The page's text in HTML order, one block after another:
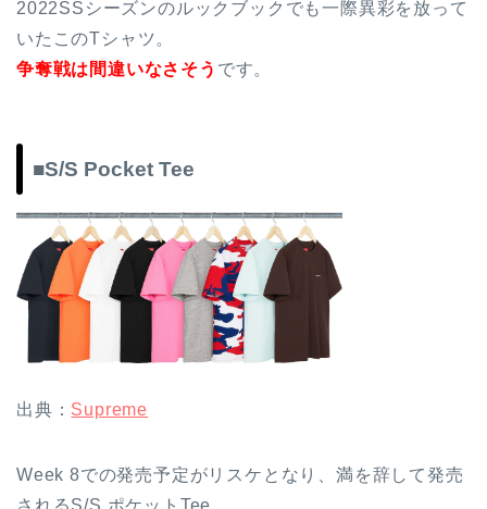
2022SSシーズンのルックブックでも一際異彩を放って
いたこのTシャツ。
争奪戦は間違いなさそう です。
■S/S Pocket Tee
出典： Supreme
Week 8での発売予定がリスケとなり、満を辞して発売